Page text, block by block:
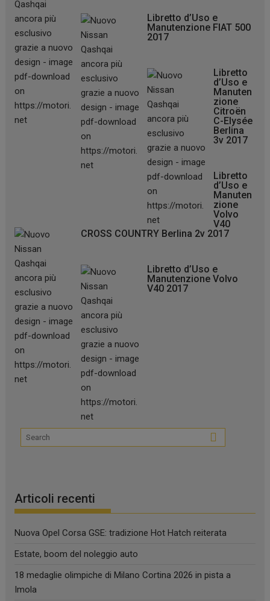
Libretto d’Uso e
Manutenzione FIAT 500
2017
Libretto
d’Uso e
Manuten
zione
Citroën
C-Elysée
Berlina
3v 2017
Libretto
d’Uso e
Manuten
zione
Volvo
V40
CROSS COUNTRY Berlina 2v 2017
Libretto d’Uso e
Manutenzione Volvo
V40 2017
Articoli recenti
Nuova Opel Corsa GSE: tradizione Hot Hatch reiterata
Estate, boom del noleggio auto
18 medaglie olimpiche di Milano Cortina 2026 in pista a
Imola